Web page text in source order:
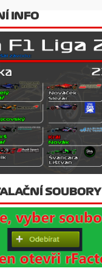
INFO
SOUBORY